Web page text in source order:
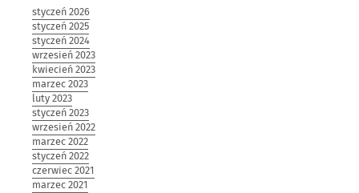
styczeń 2026
styczeń 2025
styczeń 2024
wrzesień 2023
kwiecień 2023
marzec 2023
luty 2023
styczeń 2023
wrzesień 2022
marzec 2022
styczeń 2022
czerwiec 2021
marzec 2021